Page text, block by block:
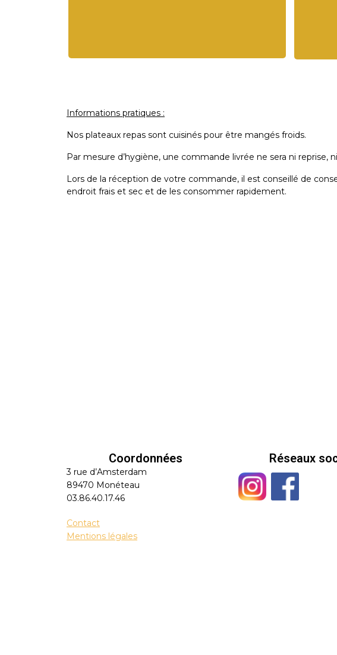
Informations pratiques :
Nos plateaux repas sont cuisinés pour être mangés froids.
Par mesure d’hygiène, une commande livrée ne sera ni reprise,
Lors de la réception de votre commande, il est conseillé de
endroit frais et sec et de les consommer rapidement.
Coordonnées
3 rue d’Amsterdam
89470 Monéteau
03.86.40.17.46
Contact
Mentions légales
Réseaux